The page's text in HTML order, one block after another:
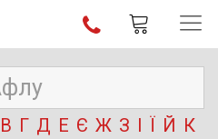
В Г Д Е Є Ж З І Ї Й К